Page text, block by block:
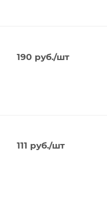
190 руб./шт
111 руб./шт